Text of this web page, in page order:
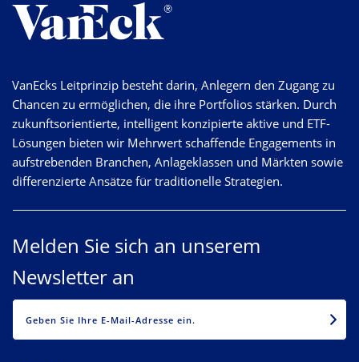
VanEcks Leitprinzip besteht darin, Anlegern den Zugang zu
Chancen zu ermöglichen, die ihre Portfolios stärken. Durch
zukunftsorientierte, intelligent konzipierte aktive und ETF-
Lösungen bieten wir Mehrwert schaffende Engagements in
aufstrebenden Branchen, Anlageklassen und Märkten sowie
differenzierte Ansätze für traditionelle Strategien.
Melden Sie sich an unserem
Newsletter an